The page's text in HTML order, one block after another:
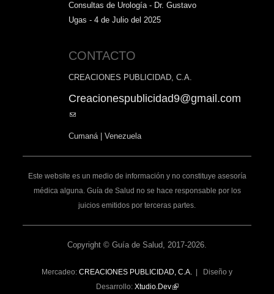
Consultas de Urología - Dr. Gustavo
Ugas - 4 de Julio del 2025
CONTACTO
CREACIONES PUBLICIDAD, C.A.
Creacionespublicidad9@gmail.com
(link
mail)
Cumaná | Venezuela
Este website es un medio de información y no constituye asesoría
médica alguna. Guía de Salud no se hace responsable por los
juicios emitidos por terceras partes.
Copyright © Guía de Salud, 2017-2026.
Mercadeo: CREACIONES PUBLICIDAD, C.A. | Diseño y
Desarrollo: Xtudio.Dev(link